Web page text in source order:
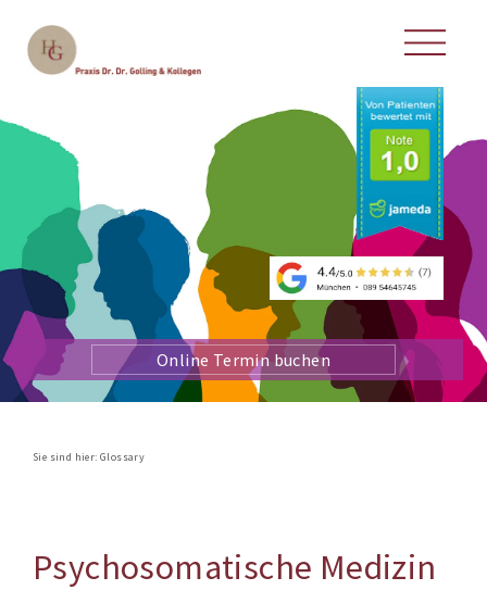
Online Termin buchen
Sie sind hier:Glossary
Psychosomatische Medizin